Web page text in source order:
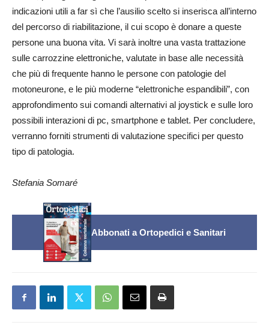
indicazioni utili a far sì che l’ausilio scelto si inserisca all’interno
del percorso di riabilitazione, il cui scopo è donare a queste
persone una buona vita. Vi sarà inoltre una vasta trattazione
sulle carrozzine elettroniche, valutate in base alle necessità
che più di frequente hanno le persone con patologie del
motoneurone, e le più moderne “elettroniche espandibili”, con
approfondimento sui comandi alternativi al joystick e sulle loro
possibili interazioni di pc, smartphone e tablet. Per concludere,
verranno forniti strumenti di valutazione specifici per questo
tipo di patologia.
Stefania Somaré
Abbonati a Ortopedici e Sanitari